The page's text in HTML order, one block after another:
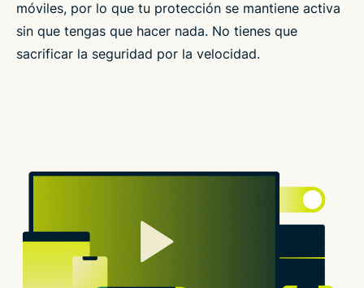
móviles, por lo que tu protección se mantiene activa
sin que tengas que hacer nada. No tienes que
sacrificar la seguridad por la velocidad.